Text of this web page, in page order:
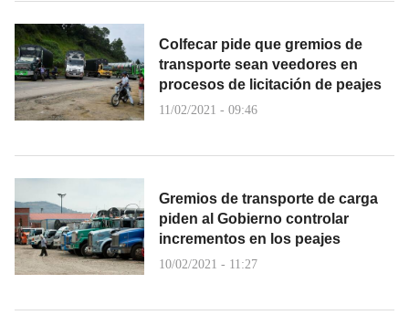
Colfecar pide que gremios de
transporte sean veedores en
procesos de licitación de peajes
11/02/2021 - 09:46
Gremios de transporte de carga
piden al Gobierno controlar
incrementos en los peajes
10/02/2021 - 11:27